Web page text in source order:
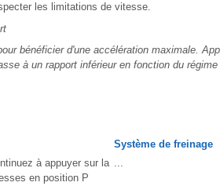
les limitations de vitesse.
bénéficier d'une accélération maximale.
à un rapport inférieur en fonction du régime
à appuyer sur la
en position P
Système de freinage
...